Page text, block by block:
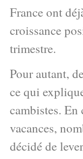
France ont
croissance
trimestre.
Pour autant,
ce qui
cambistes.
vacances,
décidé de